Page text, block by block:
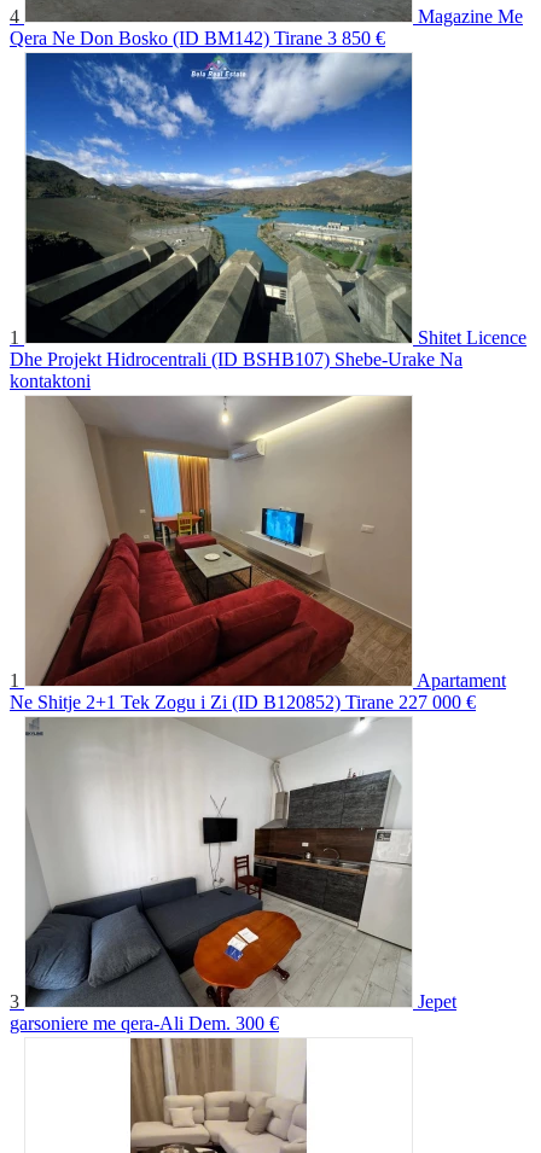
4
Magazine Me
Qera Ne Don Bosko (ID BM142) Tirane 3 850 €
1
Shitet Licence
Dhe Projekt Hidrocentrali (ID BSHB107) Shebe-Urake Na
kontaktoni
1
Apartament
Ne Shitje 2+1 Tek Zogu i Zi (ID B120852) Tirane 227 000 €
3
Jepet
garsoniere me qera-Ali Dem. 300 €